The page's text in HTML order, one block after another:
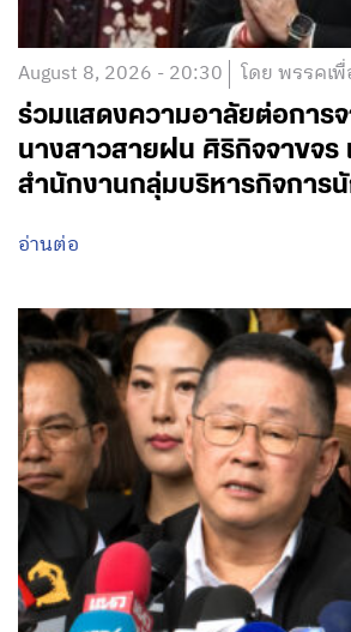
August 8, 2026 - 20:30 โดย พรรคเ
ร่วมแสดงความอาลัยต่อการจ
นางสาวสายฝน ศิริกิจจาขจร
สำนักงานกลุ่มบริหารกิจการนั
อ่านต่อ